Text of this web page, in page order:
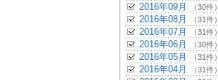
2016年09月 （30件）
2016年08月 （31件）
2016年07月 （31件）
2016年06月 （30件）
2016年05月 （31件）
2016年04月 （31件）